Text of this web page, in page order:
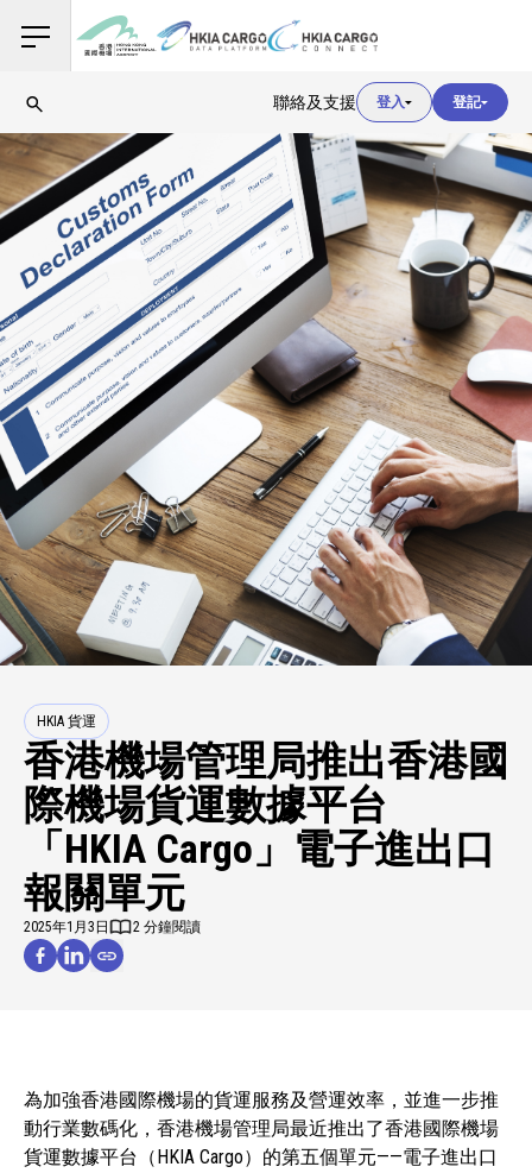
聯絡及支援 登入
用戶登入
用戶登入
海關登入
用戶登入
登記
HKIA 貨運
香港機場管理局推出香港國
際機場貨運數據平台
「HKIA Cargo」電子進出口
報關單元
2025年1月3日 2 分鐘閱讀
為加強香港國際機場的貨運服務及營運效率，並進一步推
動行業數碼化，香港機場管理局最近推出了香港國際機場
貨運數據平台（HKIA Cargo）的第五個單元——電子進出口